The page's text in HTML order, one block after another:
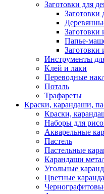
Заготовки для
Заготовки
Заготовки
Папье-
Заготовки
Инструменты
Клей и лаки
Переводные
Поталь
Трафареты
Краски, карандаши,
Краски,
Наборы для
Акварельные
Пастель
Пастельные
Карандаши
Угольные
Цветные